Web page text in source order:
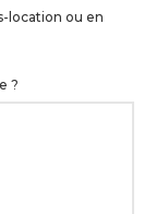
location ou en
?